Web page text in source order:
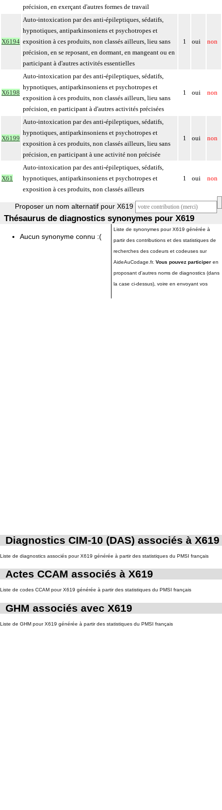
précision, en exerçant d'autres formes de travail
X6194
Auto-intoxication par des anti-épileptiques, sédatifs,
hypnotiques, antiparkinsoniens et psychotropes et
exposition à ces produits, non classés ailleurs, lieu sans
précision, en se reposant, en dormant, en mangeant ou en
participant à d'autres activités essentielles
1 oui non
X6198
Auto-intoxication par des anti-épileptiques, sédatifs,
hypnotiques, antiparkinsoniens et psychotropes et
exposition à ces produits, non classés ailleurs, lieu sans
précision, en participant à d'autres activités précisées
1 oui non
X6199
Auto-intoxication par des anti-épileptiques, sédatifs,
hypnotiques, antiparkinsoniens et psychotropes et
exposition à ces produits, non classés ailleurs, lieu sans
précision, en participant à une activité non précisée
1 oui non
X61
Auto-intoxication par des anti-épileptiques, sédatifs,
hypnotiques, antiparkinsoniens et psychotropes et
exposition à ces produits, non classés ailleurs
1 oui non
Proposer un nom alternatif pour X619
Thésaurus de diagnostics synonymes pour X619
Aucun synonyme connu :(
Liste de synonymes pour X619 générée à
partir des contributions et des statistiques de
recherches des codeurs et codeuses sur
AideAuCodage.fr. Vous pouvez participer en
proposant d'autres noms de diagnostics (dans
la case ci-dessus), voire en envoyant vos
Diagnostics CIM-10 (DAS) associés à X619
Liste de diagnostics associés pour X619 générée à partir des statistiques du PMSI français
Actes CCAM associés à X619
Liste de codes CCAM pour X619 générée à partir des statistiques du PMSI français
GHM associés avec X619
Liste de GHM pour X619 générée à partir des statistiques du PMSI français